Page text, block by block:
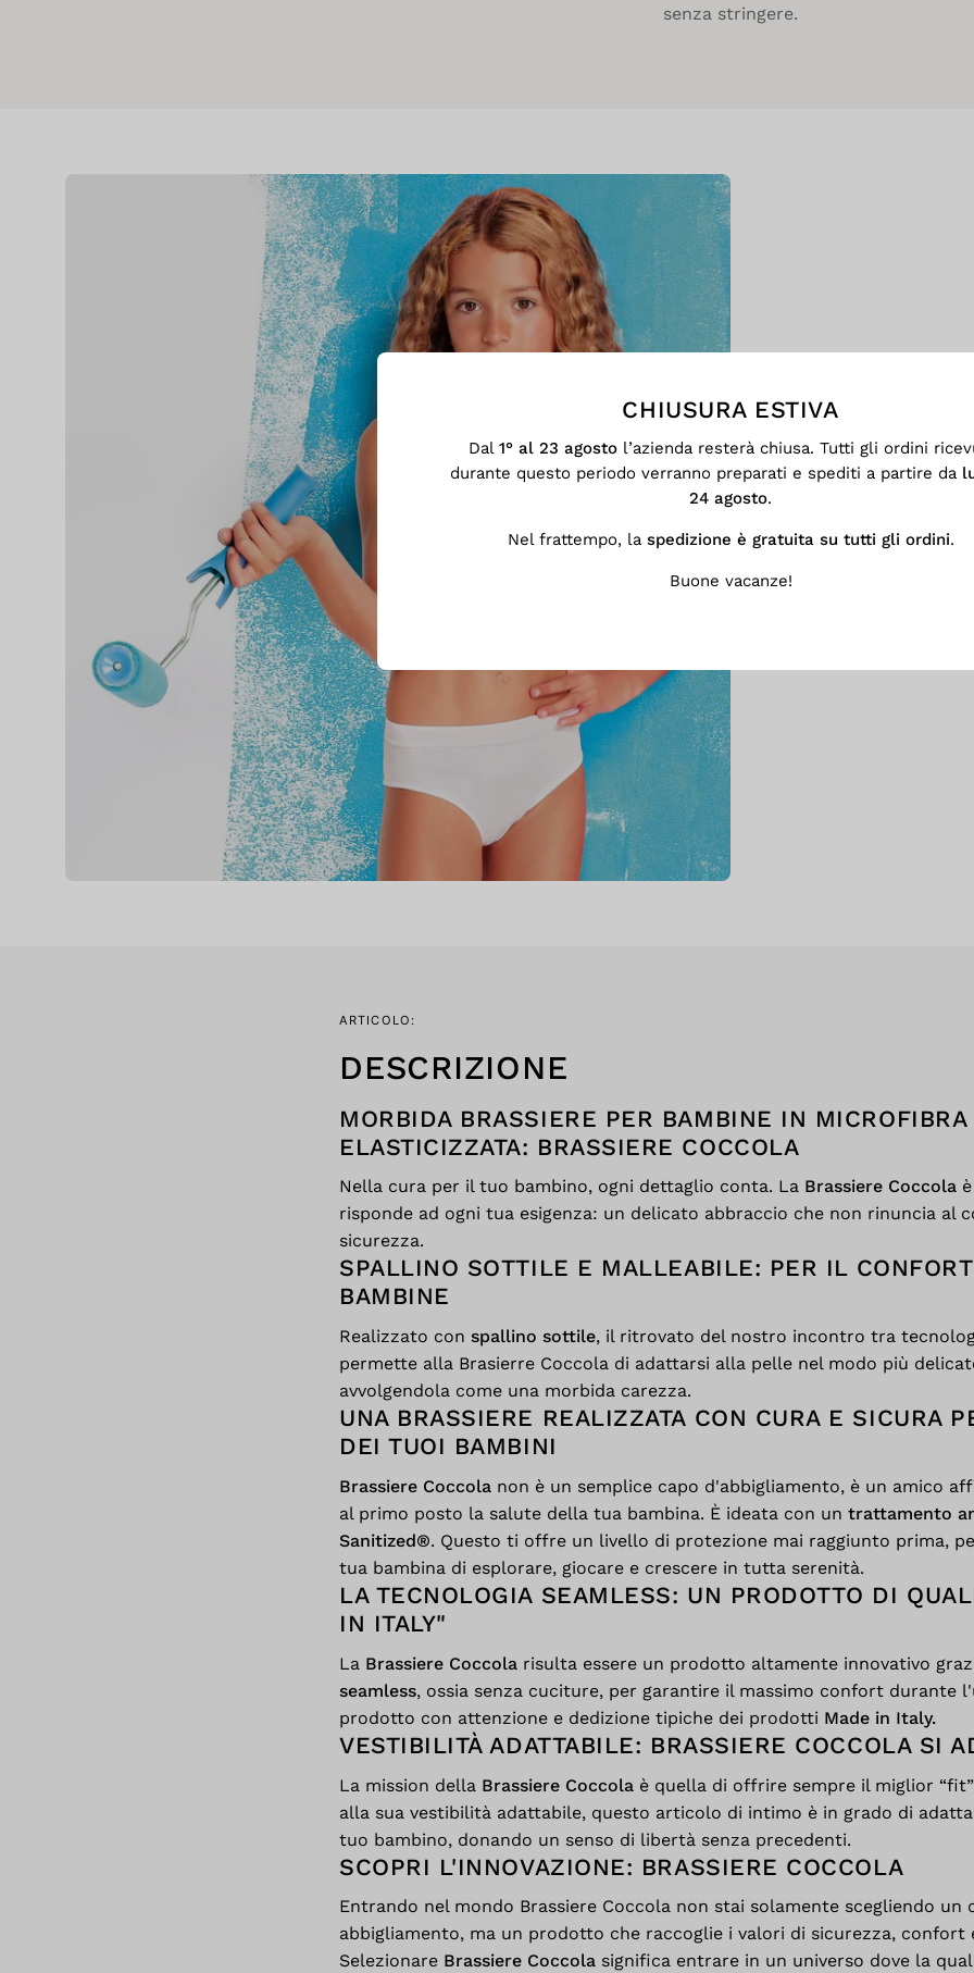
CHIUSURA ESTIVA
Dal 1° al 23 agosto l’azienda resterà chiusa. Tutti gli ordini
durante questo periodo verranno preparati e spediti a partire da
24 agosto.
Nel frattempo, la spedizione è gratuita su tutti gli ordini.
Buone vacanze!
senza stringere.
SENZA
Dimentica segni e
corpo con
tutto il
ARTICOLO:
DESCRIZIONE
MORBIDA BRASSIERE PER BAMBINE IN MICROFIBRA
ELASTICIZZATA: BRASSIERE COCCOLA
Nella cura per il tuo bambino, ogni dettaglio conta. La Brassiere Coccola
risponde ad ogni tua esigenza: un delicato abbraccio che non rinuncia al
sicurezza.
SPALLINO SOTTILE E MALLEABILE: PER IL
BAMBINE
Realizzato con spallino sottile, il ritrovato del nostro incontro tra
permette alla Brasierre Coccola di adattarsi alla pelle nel modo più
avvolgendola come una morbida carezza.
UNA BRASSIERE REALIZZATA CON CURA E SICURA
DEI TUOI BAMBINI
Brassiere Coccola non è un semplice capo d'abbigliamento, è un amico
al primo posto la salute della tua bambina. È ideata con un trattamento
Sanitized®. Questo ti offre un livello di protezione mai raggiunto prima,
tua bambina di esplorare, giocare e crescere in tutta serenità.
LA TECNOLOGIA SEAMLESS: UN PRODOTTO DI
IN ITALY"
La Brassiere Coccola risulta essere un prodotto altamente innovativo
seamless, ossia senza cuciture, per garantire il massimo confort durante
prodotto con attenzione e dedizione tipiche dei prodotti Made in Italy.
VESTIBILITÀ ADATTABILE: BRASSIERE COCCOLA SI
La mission della Brassiere Coccola è quella di offrire sempre il miglior
alla sua vestibilità adattabile, questo articolo di intimo è in grado di
tuo bambino, donando un senso di libertà senza precedenti.
SCOPRI L'INNOVAZIONE: BRASSIERE COCCOLA
Entrando nel mondo Brassiere Coccola non stai solamente scegliendo un
abbigliamento, ma un prodotto che raccoglie i valori di sicurezza, confort
Selezionare Brassiere Coccola significa entrare in un universo dove la